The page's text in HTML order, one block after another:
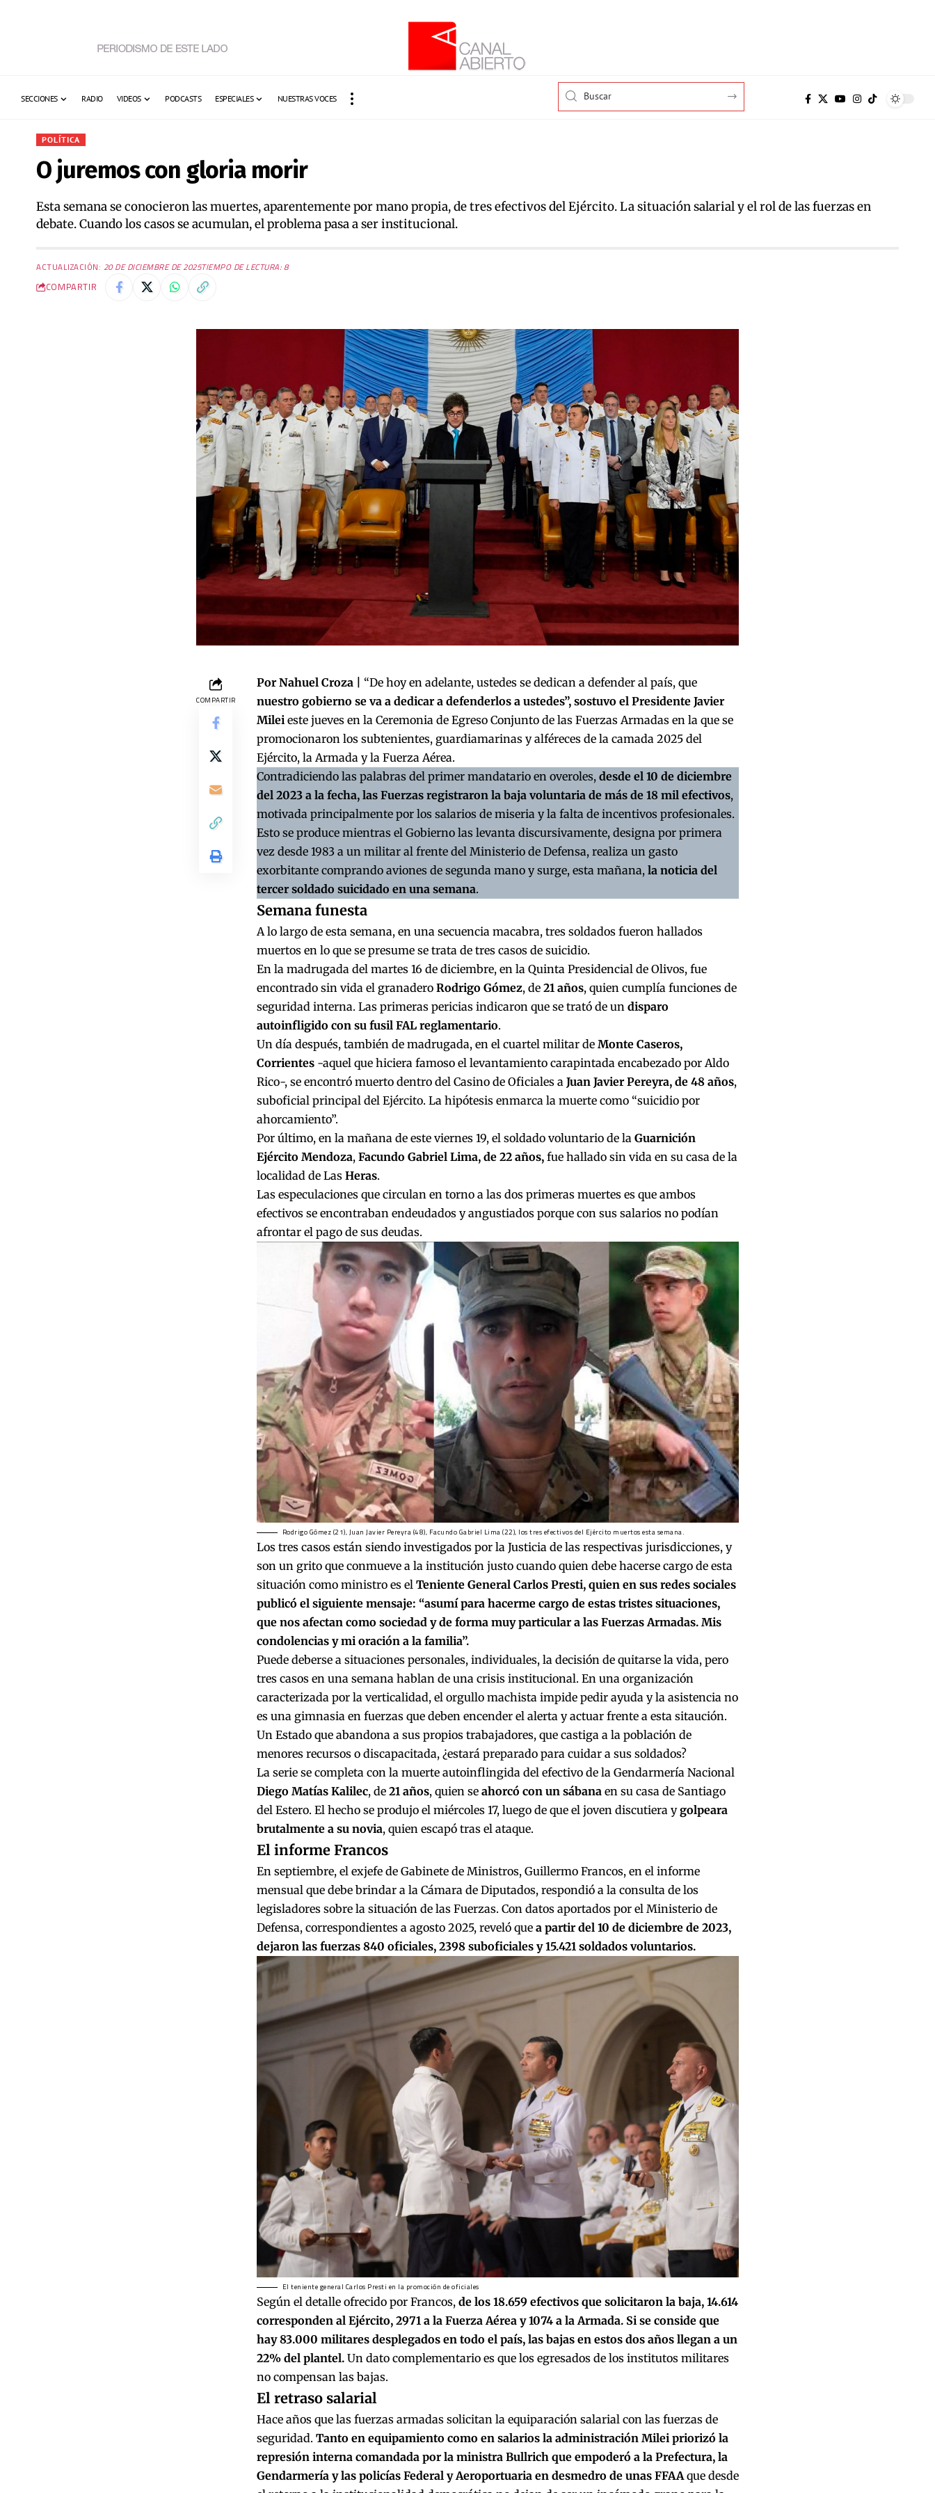
SECCIONES RADIO VIDEOS PODCASTS ESPECIALES NUESTRAS VOCES
POLÍTICA
O juremos con gloria morir
Esta semana se conocieron las muertes, aparentemente por mano propia, de tres efectivos del Ejército. La situación salarial y el rol de las fuerzas en
debate. Cuando los casos se acumulan, el problema pasa a ser institucional.
ACTUALIZACIÓN: 20 DE DICIEMBRE DE 2025TIEMPO DE LECTURA: 8
COMPARTIR
COMPARTIR
Por Nahuel Croza |
“De hoy en adelante, ustedes se dedican a defender al país, que
nuestro gobierno se va a dedicar a defenderlos a ustedes”, sostuvo el Presidente Javier
Milei este jueves en la Ceremonia de Egreso Conjunto de las Fuerzas Armadas en la que se
promocionaron los subtenientes, guardiamarinas y alféreces de la camada 2025 del
Ejército, la Armada y la Fuerza Aérea.
Contradiciendo las palabras del primer mandatario en overoles, desde el 10 de diciembre
del 2023 a la fecha, las Fuerzas registraron la baja voluntaria de más de 18 mil efectivos,
motivada principalmente por los salarios de miseria y la falta de incentivos profesionales.
Esto se produce mientras el Gobierno las levanta discursivamente, designa por primera
vez desde 1983 a un militar al frente del Ministerio de Defensa, realiza un gasto
exorbitante comprando aviones de segunda mano y surge, esta mañana, la noticia del
tercer soldado suicidado en una semana.
Semana funesta
A lo largo de esta semana, en una secuencia macabra, tres soldados fueron hallados
muertos en lo que se presume se trata de tres casos de suicidio.
En la madrugada del martes 16 de diciembre, en la Quinta Presidencial de Olivos, fue
encontrado sin vida el granadero Rodrigo Gómez, de 21 años, quien cumplía funciones de
seguridad interna. Las primeras pericias indicaron que se trató de un disparo
autoinfligido con su fusil FAL reglamentario.
Un día después, también de madrugada, en el cuartel militar de Monte Caseros,
Corrientes-aquel que hiciera famoso el levantamiento carapintada encabezado por Aldo
Rico-, se encontró muerto dentro del Casino de Oficiales a Juan Javier Pereyra, de 48 años,
suboficial principal del Ejército. La hipótesis enmarca la muerte como “suicidio por
ahorcamiento”.
Por último, en la mañana de este viernes 19, el soldado voluntario de la Guarnición
Ejército Mendoza, Facundo Gabriel Lima, de 22 años, fue hallado sin vida en su casa de la
localidad de LasHeras.
Las especulaciones que circulan en torno a las dos primeras muertes es que ambos
efectivos se encontraban endeudados y angustiados porque con sus salarios no podían
afrontar el pago de sus deudas.
Rodrigo Gómez (21), Juan Javier Pereyra (48), Facundo Gabriel Lima (22), los tres efectivos del Ejército muertos esta semana.
Los tres casos están siendo investigados por la Justicia de las respectivas jurisdicciones, y
son un grito que conmueve a la institución justo cuando quien debe hacerse cargo de esta
situación como ministro es el Teniente General Carlos Presti, quien en sus redes sociales
publicó el siguiente mensaje: “asumí para hacerme cargo de estas tristes situaciones,
que nos afectan como sociedad y de forma muy particular a las Fuerzas Armadas. Mis
condolencias y mi oración a la familia”.
Puede deberse a situaciones personales, individuales, la decisión de quitarse la vida, pero
tres casos en una semana hablan de una crisis institucional. En una organización
caracterizada por la verticalidad, el orgullo machista impide pedir ayuda y la asistencia no
es una gimnasia en fuerzas que deben encender el alerta y actuar frente a esta sitaución.
Un Estado que abandona a sus propios trabajadores, que castiga a la población de
menores recursos o discapacitada, ¿estará preparado para cuidar a sus soldados?
La serie se completa con la muerte autoinflingida del efectivo de la Gendarmería Nacional
Diego Matías Kalilec, de 21 años, quien se ahorcó con un sábana en su casa de Santiago
del Estero. El hecho se produjo el miércoles 17, luego de que el joven discutiera ygolpeara
brutalmente a su novia, quien escapó tras el ataque.
El informe Francos
En septiembre, el exjefe de Gabinete de Ministros, Guillermo Francos, en el informe
mensual que debe brindar a la Cámara de Diputados, respondió a la consulta de los
legisladores sobre la situación de las Fuerzas. Con datos aportados por el Ministerio de
Defensa, correspondientes a agosto 2025, reveló que a partir del 10 de diciembre de 2023,
dejaron las fuerzas 840 oficiales, 2398 suboficiales y 15.421 soldados voluntarios.
El teniente general Carlos Presti en la promoción de oficiales
Según el detalle ofrecido por Francos, de los 18.659 efectivos que solicitaron la baja, 14.614
corresponden al Ejército, 2971 a la Fuerza Aérea y 1074 a la Armada. Si se conside que
hay 83.000 militares desplegados en todo el país, las bajas en estos dos años llegan a un
22% del plantel.Un dato complementario es que los egresados de los institutos militares
no compensan las bajas.
El retraso salarial
Hace años que las fuerzas armadas solicitan la equiparación salarial con las fuerzas de
seguridad. Tanto en equipamiento como en salarios la administración Milei priorizó la
represión interna comandada por la ministra Bullrich que empoderó a la Prefectura, la
Gendarmería y las policías Federal y Aeroportuaria en desmedro de unas FFAAque desde